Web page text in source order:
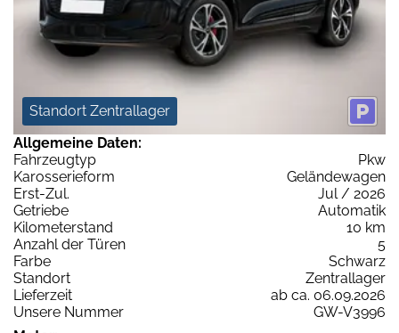
Standort Zentrallager
Allgemeine Daten:
Fahrzeugtyp
Pkw
Karosserieform
Geländewagen
Erst-Zul.
Jul / 2026
Getriebe
Automatik
Kilometerstand
10 km
Anzahl der Türen
5
Farbe
Schwarz
Standort
Zentrallager
Lieferzeit
ab ca. 06.09.2026
Unsere Nummer
GW-V3996